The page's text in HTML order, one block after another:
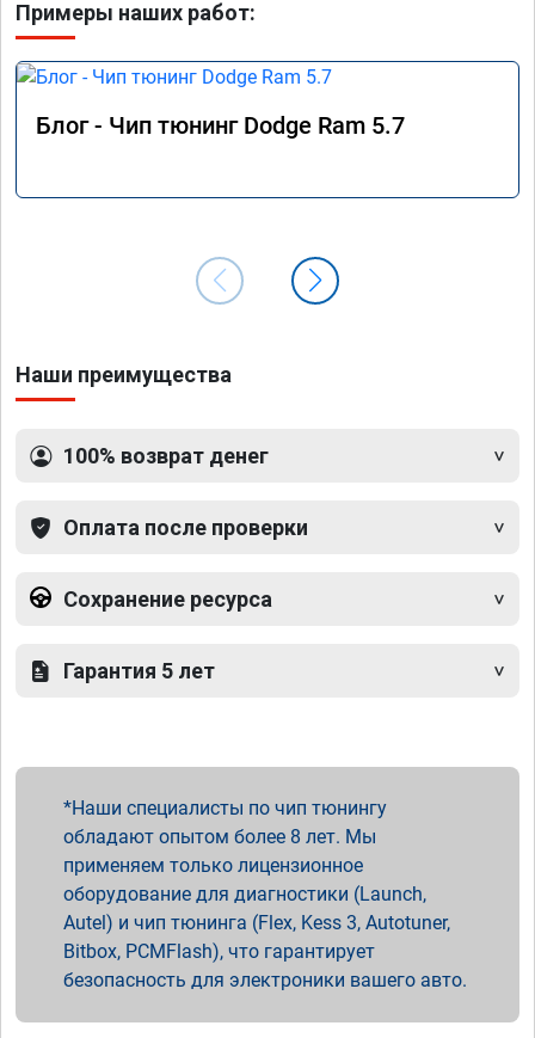
Примеры наших работ:
Блог - Чип тюнинг Dodge Ram 5.7
Наши преимущества
100% возврат денег
Оплата после проверки
Сохранение ресурса
Гарантия 5 лет
Наши специалисты по чип тюнингу
обладают опытом более 8 лет. Мы
применяем только лицензионное
оборудование для диагностики (Launch,
Autel) и чип тюнинга (Flex, Kess 3, Autotuner,
Bitbox, PCMFlash), что гарантирует
безопасность для электроники вашего авто.